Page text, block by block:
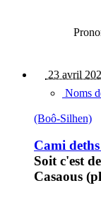
23 avril
Noms
(Boô-Silhen)
Cami
Soit c'est
Casaous